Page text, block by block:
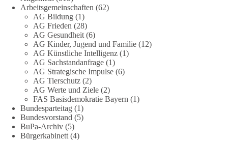
Die Energiewende ist bisher kein Erfolg, sondern ein teures,
ineffizientes Unterfangen. Dies belegt eine Auswertung der
NZZ, wonach die Energiewende den Strom nicht billiger,
sondern teurer gemacht hat.
Quelle:
https://www.nzz.ch/der-andere-blick/fehlschlag-
energiewende-warum-deutschland-trotz-rekordausbau-von-
wind-und-sonnenkraft-weniger-strom-erzeugt-ld.10006607
🟩🟩🟦🟦🟥🟥🟧🟧
„Wir brauchen dringend wettbewerbsfähige Energiepreise und
eine ideologiefreie Diskussion“, meint der Demokratie-
Arbeitsgemeinschaften (62)
AG Bildung (1)
AG Frieden (28)
AG Gesundheit (6)
AG Kinder, Jugend und Familie (12)
AG Künstliche Intelligenz (1)
AG Sachstandanfrage (1)
AG Strategische Impulse (6)
AG Tierschutz (2)
AG Werte und Ziele (2)
FAS Basisdemokratie Bayern (1)
Bundesparteitag (1)
Bundesvorstand (5)
BuPa-Archiv (5)
Bürgerkabinett (4)